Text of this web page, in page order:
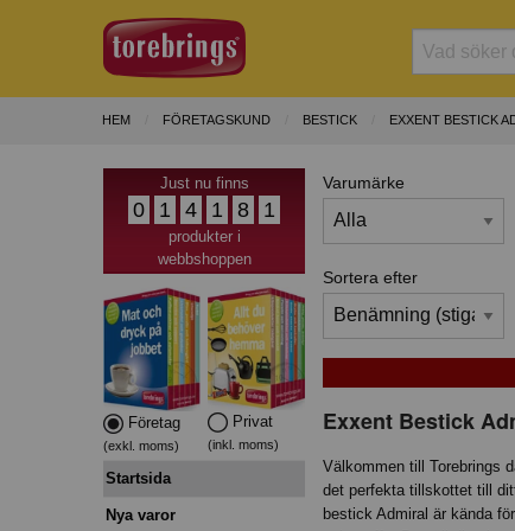
HEM FÖRETAGSKUND BESTICK EXXENT BESTICK
Just nu finns
0 1 4 1 8 1
produkter i
webbshoppen
Företag
(exkl. moms)
Privat
(inkl. moms)
Startsida
Nya varor
Varumärke
Sortera efter
Exxent Bestick
Välkommen till Torebrings
det perfekta tillskottet till
bestick Admiral är kända